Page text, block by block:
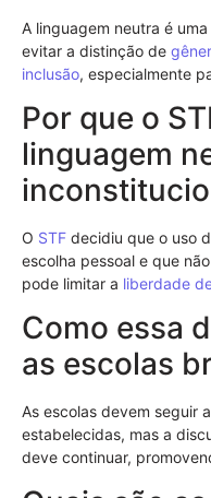
A linguagem neutra é
evitar a distinção de
inclusão, especialmente
Por que o
linguagem
O STF decidiu que o uso
escolha pessoal e que
pode limitar a liberdade
Como essa
as escolas
As escolas devem seguir
estabelecidas, mas a
deve continuar,